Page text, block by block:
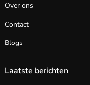
Over ons
Contact
Blogs
Laatste berichten